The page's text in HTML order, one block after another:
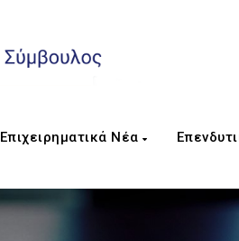
Επιχειρηματικά Νέα